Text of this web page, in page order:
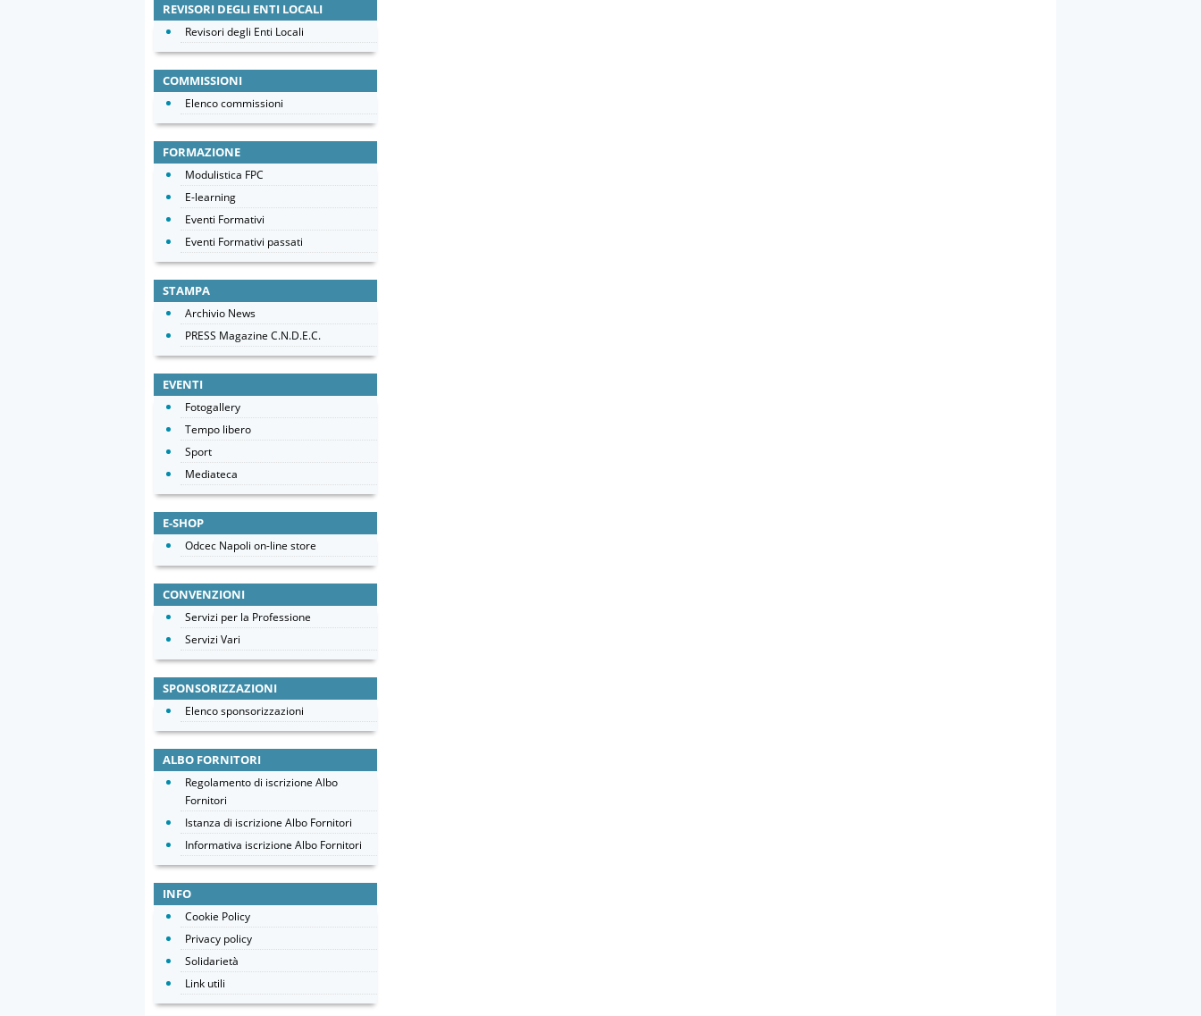
REVISORI DEGLI ENTI LOCALI
Revisori degli Enti Locali
COMMISSIONI
Elenco commissioni
FORMAZIONE
Modulistica FPC
E-learning
Eventi Formativi
Eventi Formativi passati
STAMPA
Archivio News
PRESS Magazine C.N.D.E.C.
EVENTI
Fotogallery
Tempo libero
Sport
Mediateca
E-SHOP
Odcec Napoli on-line store
CONVENZIONI
Servizi per la Professione
Servizi Vari
SPONSORIZZAZIONI
Elenco sponsorizzazioni
ALBO FORNITORI
Regolamento di iscrizione Albo
Fornitori
Istanza di iscrizione Albo Fornitori
Informativa iscrizione Albo Fornitori
INFO
Cookie Policy
Privacy policy
Solidarietà
Link utili